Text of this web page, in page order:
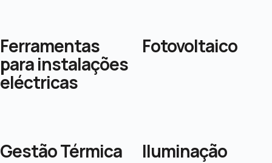
Ferramentas
para instalações
eléctricas
Fotovoltaico
Gestão Térmica Iluminação